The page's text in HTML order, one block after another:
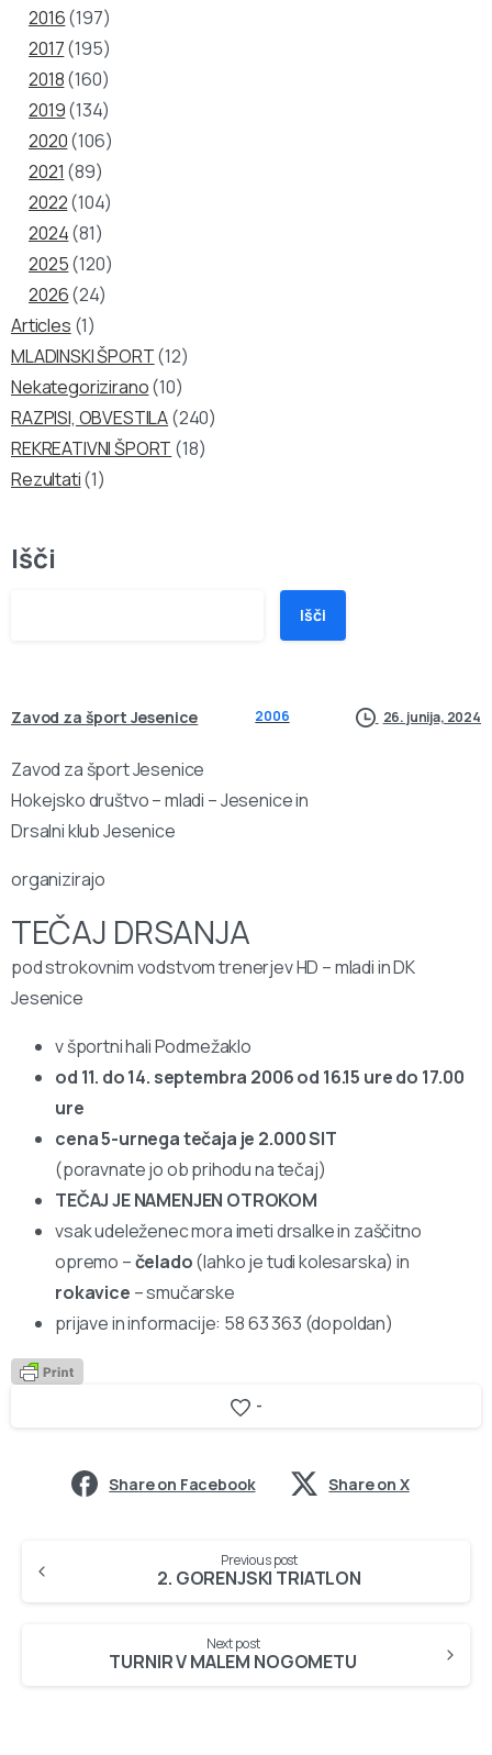
2016(197)
2017(195)
2018(160)
2019(134)
2020(106)
2021 (89)
2022(104)
2024(81)
2025(120)
2026(24)
Articles (1)
MLADINSKI ŠPORT(12)
Nekategorizirano(10)
RAZPISI, OBVESTILA(240)
REKREATIVNI ŠPORT (18)
Rezultati(1)
Išči
Išči
Zavod za šport Jesenice 2006 26. junija, 2024
Zavod za šport Jesenice
Hokejsko društvo – mladi – Jesenice in
Drsalni klub Jesenice
organizirajo
TEČAJ DRSANJA
pod strokovnim vodstvom trenerjev HD – mladi in DK
Jesenice
v športni hali Podmežaklo
od 11. do 14. septembra 2006od 16.15 ure do 17.00
ure
cena 5-urnega tečaja je 2.000 SIT
(poravnate jo ob prihodu na tečaj)
TEČAJ JE NAMENJEN OTROKOM
vsak udeleženec mora imeti drsalke in zaščitno
opremo –čelado(lahko je tudi kolesarska) in
rokavice – smučarske
prijave in informacije: 58 63 363 (dopoldan)
-
Share on Facebook Share on X
Reading
Previous post
2. GORENJSKI TRIATLON
Next post
TURNIR V MALEM NOGOMETU